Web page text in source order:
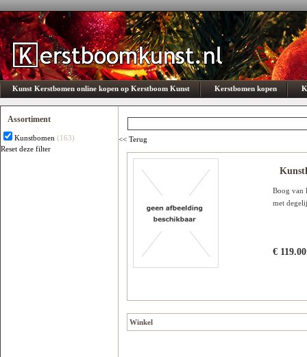
Kunst Kerstbomen online kopen op Kerstboom Kunst Kerstbomen kopen
Assortiment
Kunstbomen (163)
Reset deze filter
<< Terug
Boog van
met
€ 119.00
Winkel